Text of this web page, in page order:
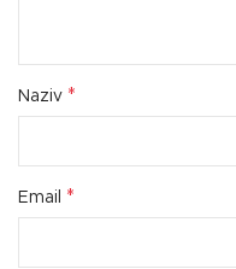
Naziv *
Email *